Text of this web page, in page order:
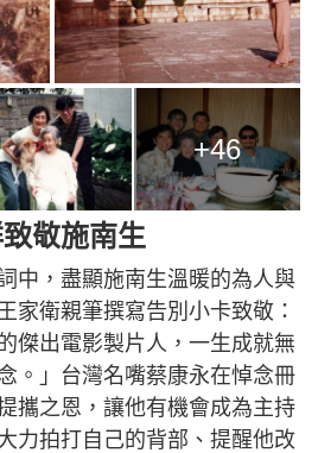
+46
敬施南生
中，盡顯施南生溫暖的為人與
家衛親筆撰寫告別小卡致敬：
傑出電影製片人，一生成就無
。」台灣名嘴蔡康永在悼念冊
攜之恩，讓他有機會成為主持
力拍打自己的背部、提醒他改